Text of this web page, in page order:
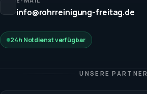
info@rohrreinigung-freitag.de
24h Notdienst verfügbar
UNSERE PARTNER